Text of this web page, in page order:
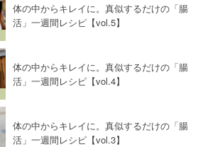
体の中からキレイに。真似するだけの「腸
活」一週間レシピ【vol.5】
体の中からキレイに。真似するだけの「腸
活」一週間レシピ【vol.4】
体の中からキレイに。真似するだけの「腸
活」一週間レシピ【vol.3】